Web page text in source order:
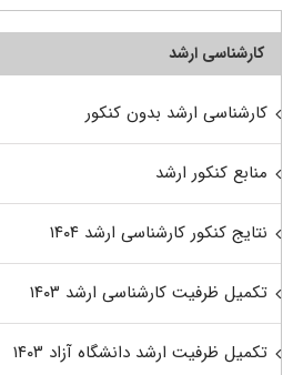
کارشناسی ارشد
کارشناسی ارشد بدون کنکور
منابع کنکور ارشد
نتایج کنکور کارشناسی ارشد ۱۴۰۴
تکمیل ظرفیت کارشناسی ارشد ۱۴۰۳
تکمیل ظرفیت ارشد دانشگاه آزاد ۱۴۰۳